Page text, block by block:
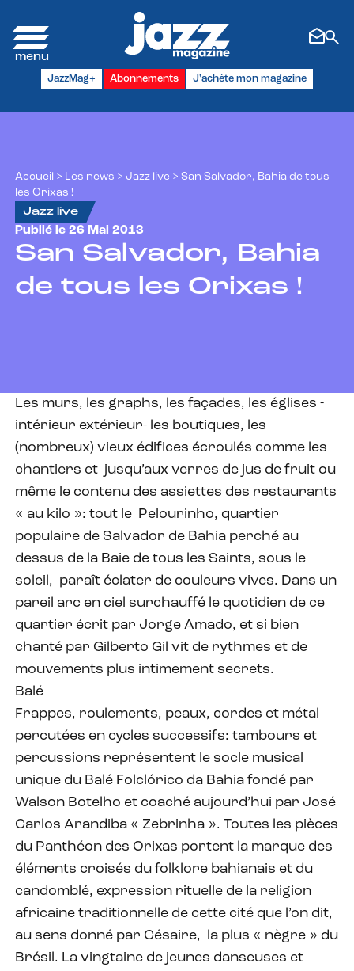
JazzMag+ Abonnements J'achète mon magazine
Accueil > Les news > Jazz live > San Salvador, Bahia de tous
les Orixas !
Jazz live
Publié le 26 Mai 2013
San Salvador, Bahia
de tous les Orixas !
Les murs, les graphs, les façades, les églises -
intérieur extérieur- les boutiques, les
(nombreux) vieux édifices écroulés comme les
chantiers et jusqu’aux verres de jus de fruit ou
même le contenu des assiettes des restaurants
« au kilo »: tout le Pelourinho, quartier
populaire de Salvador de Bahia perché au
dessus de la Baie de tous les Saints, sous le
soleil, paraît éclater de couleurs vives. Dans un
pareil arc en ciel surchauffé le quotidien de ce
quartier écrit par Jorge Amado, et si bien
chanté par Gilberto Gil vit de rythmes et de
mouvements plus intimement secrets.
Balé
Frappes, roulements, peaux, cordes et métal
percutées en cycles successifs: tambours et
percussions représentent le socle musical
unique du Balé Folclórico da Bahia fondé par
Walson Botelho et coaché aujourd’hui par José
Carlos Arandiba « Zebrinha ». Toutes les pièces
du Panthéon des Orixas portent la marque des
éléments croisés du folklore bahianais et du
candomblé, expression rituelle de la religion
africaine traditionnelle de cette cité que l’on dit,
au sens donné par Césaire, la plus « nègre » du
Brésil. La vingtaine de jeunes danseuses et